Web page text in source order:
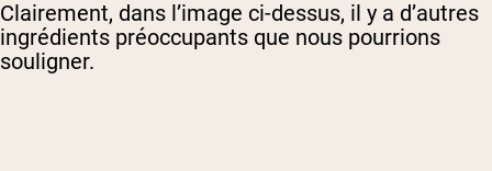
Clairement, dans l’image ci-dessus, il y a d’autres
ingrédients préoccupants que nous pourrions
souligner.